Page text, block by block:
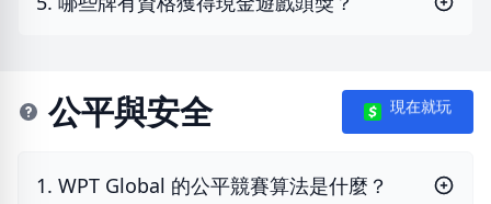
公平與安全 現在就玩
1. WPT Global 的公平競賽算法是什麼？